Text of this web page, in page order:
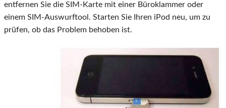
entfernen Sie die SIM-Karte mit einer Büroklammer oder
einem SIM-Auswurftool. Starten Sie Ihren iPod neu, um zu
prüfen, ob das Problem behoben ist.